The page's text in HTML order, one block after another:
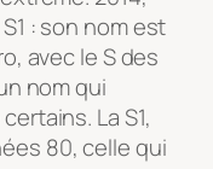
: son nom est
avec le S des
nom qui
La S1,
80, celle qui